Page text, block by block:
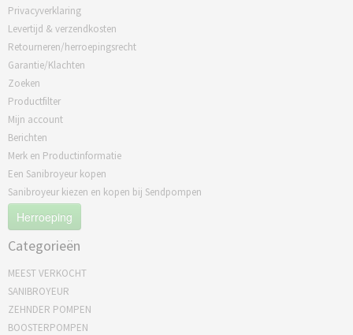
Privacyverklaring
Levertijd & verzendkosten
Retourneren/herroepingsrecht
Garantie/Klachten
Zoeken
Productfilter
Mijn account
Berichten
Merk en Productinformatie
Een Sanibroyeur kopen
Sanibroyeur kiezen en kopen bij Sendpompen
Herroeping
Categorieën
MEEST VERKOCHT
SANIBROYEUR
ZEHNDER POMPEN
BOOSTERPOMPEN